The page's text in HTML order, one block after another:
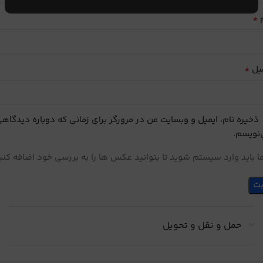
*
*
ذخیره نام، ایمیل و وبسایت من در مرورگر برای زمانی که دوباره
باید وارد سیستم شوید تا بتوانید عکس ها را به بررسی خود اضافه
حمل و نقل و تحویل